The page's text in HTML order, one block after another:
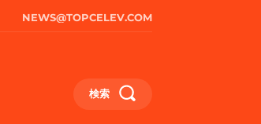
NEWS@TOPCELEV.COM
検索